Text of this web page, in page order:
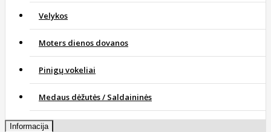
Velykos
Moters dienos dovanos
Pinigų vokeliai
Medaus dėžutės / Saldaininės
Informacija